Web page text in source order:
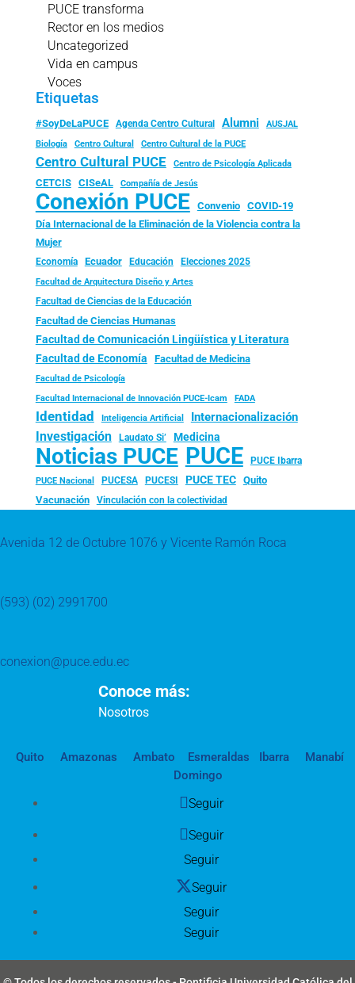
PUCE transforma
Rector en los medios
Uncategorized
Vida en campus
Voces
Etiquetas
#SoyDeLaPUCE Agenda Centro Cultural Alumni
AUSJAL
Biología
Centro Cultural Centro Cultural de la PUCE
Centro Cultural PUCE Centro de Psicología Aplicada
CETCIS CISeAL Compañía de Jesús
Conexión PUCE Convenio
COVID-19
Día Internacional de la Eliminación de la Violencia contra la
Mujer
Economía Ecuador Educación Elecciones 2025
Facultad de Arquitectura Diseño y Artes
Facultad de Ciencias de la Educación
Facultad de Ciencias Humanas
Facultad de Comunicación Lingüística y Literatura
Facultad de Economía Facultad de Medicina
Facultad de Psicología
Facultad Internacional de Innovación PUCE-Icam FADA
Identidad Inteligencia Artificial Internacionalización
Investigación Laudato Si’ Medicina
Noticias PUCE PUCE PUCE Ibarra
PUCE Nacional PUCESA PUCESI PUCE TEC
Quito
Vacunación
Vinculación con la colectividad
Avenida 12 de Octubre 1076 y Vicente Ramón Roca
(593) (02) 2991700
conexion@puce.edu.ec
Conoce más:
Nosotros
Quito Amazonas Ambato Esmeraldas Ibarra
Manabí
Domingo
Seguir
Seguir
Seguir
Seguir
Seguir
Seguir